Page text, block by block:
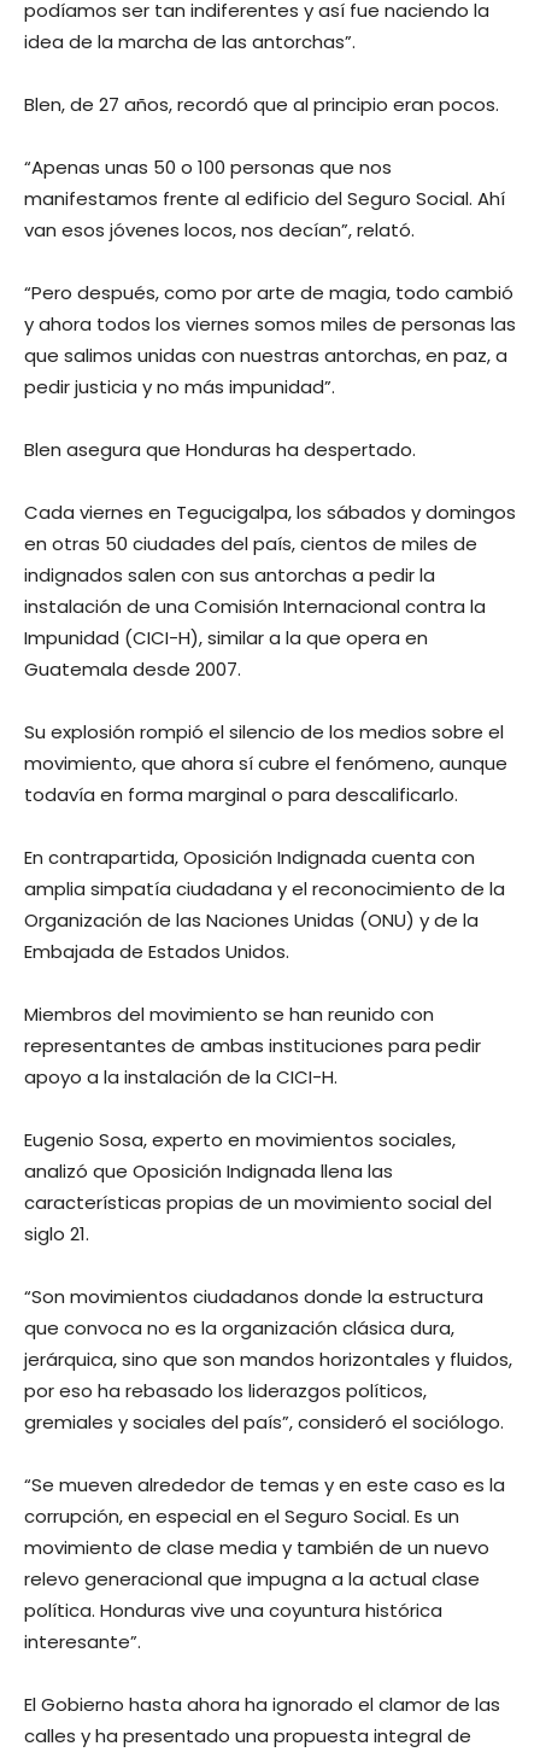
podíamos ser tan indiferentes y así fue naciendo la
idea de la marcha de las antorchas”.
Blen, de 27 años, recordó que al principio eran pocos.
“Apenas unas 50 o 100 personas que nos
manifestamos frente al edificio del Seguro Social. Ahí
van esos jóvenes locos, nos decían”, relató.
“Pero después, como por arte de magia, todo cambió
y ahora todos los viernes somos miles de personas las
que salimos unidas con nuestras antorchas, en paz, a
pedir justicia y no más impunidad”.
Blen asegura que Honduras ha despertado.
Cada viernes en Tegucigalpa, los sábados y domingos
en otras 50 ciudades del país, cientos de miles de
indignados salen con sus antorchas a pedir la
instalación de una Comisión Internacional contra la
Impunidad (CICI-H), similar a la que opera en
Guatemala desde 2007.
Su explosión rompió el silencio de los medios sobre el
movimiento, que ahora sí cubre el fenómeno, aunque
todavía en forma marginal o para descalificarlo.
En contrapartida, Oposición Indignada cuenta con
amplia simpatía ciudadana y el reconocimiento de la
Organización de las Naciones Unidas (ONU) y de la
Embajada de Estados Unidos.
Miembros del movimiento se han reunido con
representantes de ambas instituciones para pedir
apoyo a la instalación de la CICI-H.
Eugenio Sosa, experto en movimientos sociales,
analizó que Oposición Indignada llena las
características propias de un movimiento social del
siglo 21.
“Son movimientos ciudadanos donde la estructura
que convoca no es la organización clásica dura,
jerárquica, sino que son mandos horizontales y fluidos,
por eso ha rebasado los liderazgos políticos,
gremiales y sociales del país”, consideró el sociólogo.
“Se mueven alrededor de temas y en este caso es la
corrupción, en especial en el Seguro Social. Es un
movimiento de clase media y también de un nuevo
relevo generacional que impugna a la actual clase
política. Honduras vive una coyuntura histórica
interesante”.
El Gobierno hasta ahora ha ignorado el clamor de las
calles y ha presentado una propuesta integral de